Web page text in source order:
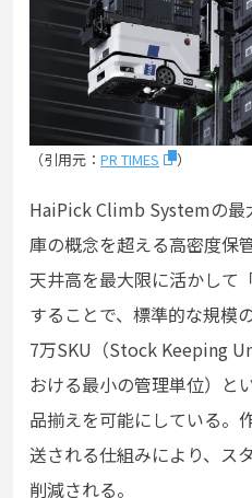
（引用元： PR TIMES ）
HaiPick Climb Systemの最
庫の概念を超える高密度保
天井高を最大限に活かして
することで、標準的な規模
7万SKU（Stock Keeping
おける最小の管理単位）と
品揃えを可能にしている。
送される仕組みにより、ス
削減される。